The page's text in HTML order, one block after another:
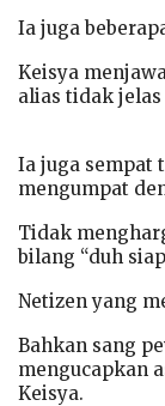
Ia juga
Keisya
alias tidak jelas
Ia juga sempat
mengumpat
Tidak
bilang “duh
Netizen yang
Bahkan sang
mengucapkan
Keisya.